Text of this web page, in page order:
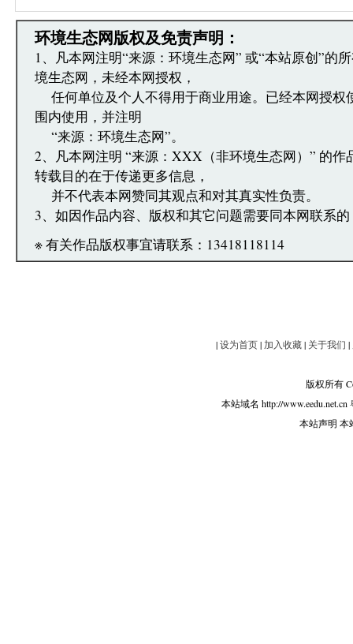
·发表本评论即表明您已经阅读并接受上述条款，如
文章跟帖管理员反映。
环境生态网版权及免责声明：
1、凡本网注明“来源：环境生态网” 或“本站原创”的
境生态网，未经本网授权，
任何单位及个人不得用于商业用途。已经本网授权
围内使用，并注明
“来源：环境生态网”。
2、凡本网注明 “来源：XXX（非环境生态网）” 的作
转载目的在于传递更多信息，
并不代表本网赞同其观点和对其真实性负责。
3、如因作品内容、版权和其它问题需要同本网联系
※ 有关作品版权事宜请联系：13418118114
|设为首页|加入收藏| 关于我们 |
版权所有
本站域名 http://www.eedu.net.cn
本站声明 本